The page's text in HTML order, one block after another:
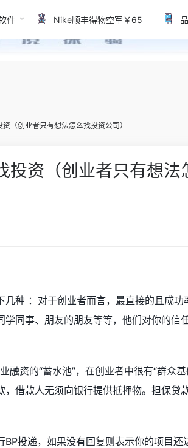
件 Nike顺丰得物空军￥65
（创业者只有想法怎么找投资公司）
投资（创业者只有想法
种 ：对于创业者而言，最直接的且成功
同事、朋友的朋友等等，他们对你的信
融资的“蓄水池”，在创业者中很有“群众
借款人无须向银行提供抵押物。担保贷
投递，如果没有回复则表示你的项目还